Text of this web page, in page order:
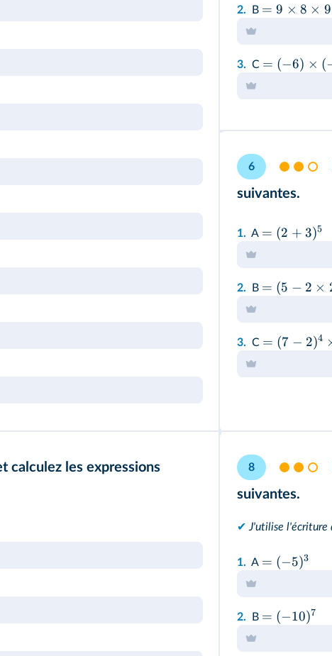
2. B = 9 × 8 × 9
3. C = (−6) × (
6
suivantes.
1. A = (2 + 3)5
2. B = (5 − 2 ×
3. C = (7 − 2)4
calculez les expressions
8
suivantes.
✔ J'utilise l'écriture
1. A = (−5)3
2. B = (−10)7